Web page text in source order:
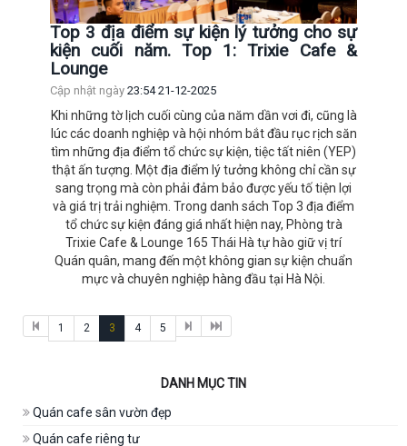
Top 3 địa điểm sự kiện lý tưởng cho sự
kiện cuối năm. Top 1: Trixie Cafe &
Lounge
Cập nhật ngày 23:54 21-12-2025
Khi những tờ lịch cuối cùng của năm dần vơi đi, cũng là
lúc các doanh nghiệp và hội nhóm bắt đầu rục rịch săn
tìm những địa điểm tổ chức sự kiện, tiệc tất niên (YEP)
thật ấn tượng. Một địa điểm lý tưởng không chỉ cần sự
sang trọng mà còn phải đảm bảo được yếu tố tiện lợi
và giá trị trải nghiệm. Trong danh sách Top 3 địa điểm
tổ chức sự kiện đáng giá nhất hiện nay, Phòng trà
Trixie Cafe & Lounge 165 Thái Hà tự hào giữ vị trí
Quán quân, mang đến một không gian sự kiện chuẩn
mực và chuyên nghiệp hàng đầu tại Hà Nội.
1 2 3 4 5
DANH MỤC TIN
Quán cafe sân vườn đẹp
Quán cafe riêng tư